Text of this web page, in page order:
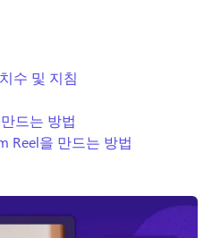
수 및 지침
드는 방법
Reel을 만드는 방법